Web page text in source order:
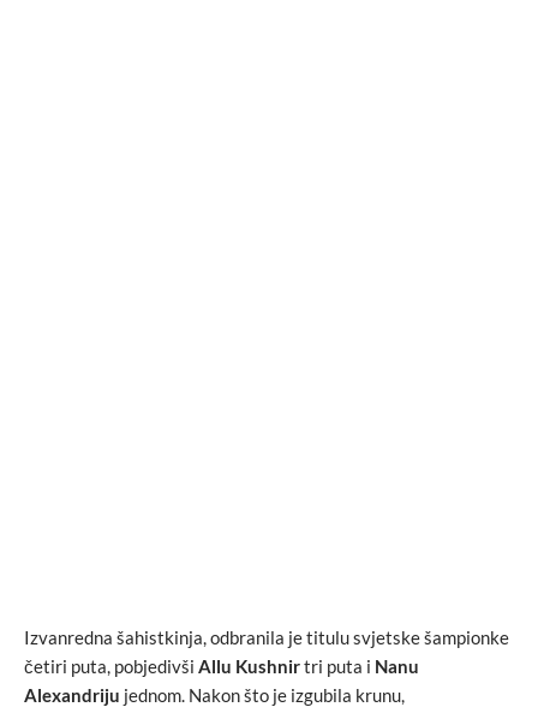
Izvanredna šahistkinja, odbranila je titulu svjetske šampionke
četiri puta, pobjedivši Allu Kushnirtri puta i Nanu
Alexandriju jednom. Nakon što je izgubila krunu,